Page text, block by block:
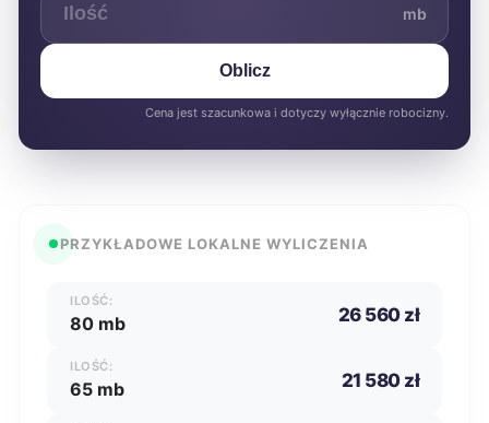
mb
Oblicz
Cena jest szacunkowa i dotyczy wyłącznie robocizny.
PRZYKŁADOWE LOKALNE WYLICZENIA
ILOŚĆ:
80 mb 26 560 zł
ILOŚĆ:
65 mb 21 580 zł